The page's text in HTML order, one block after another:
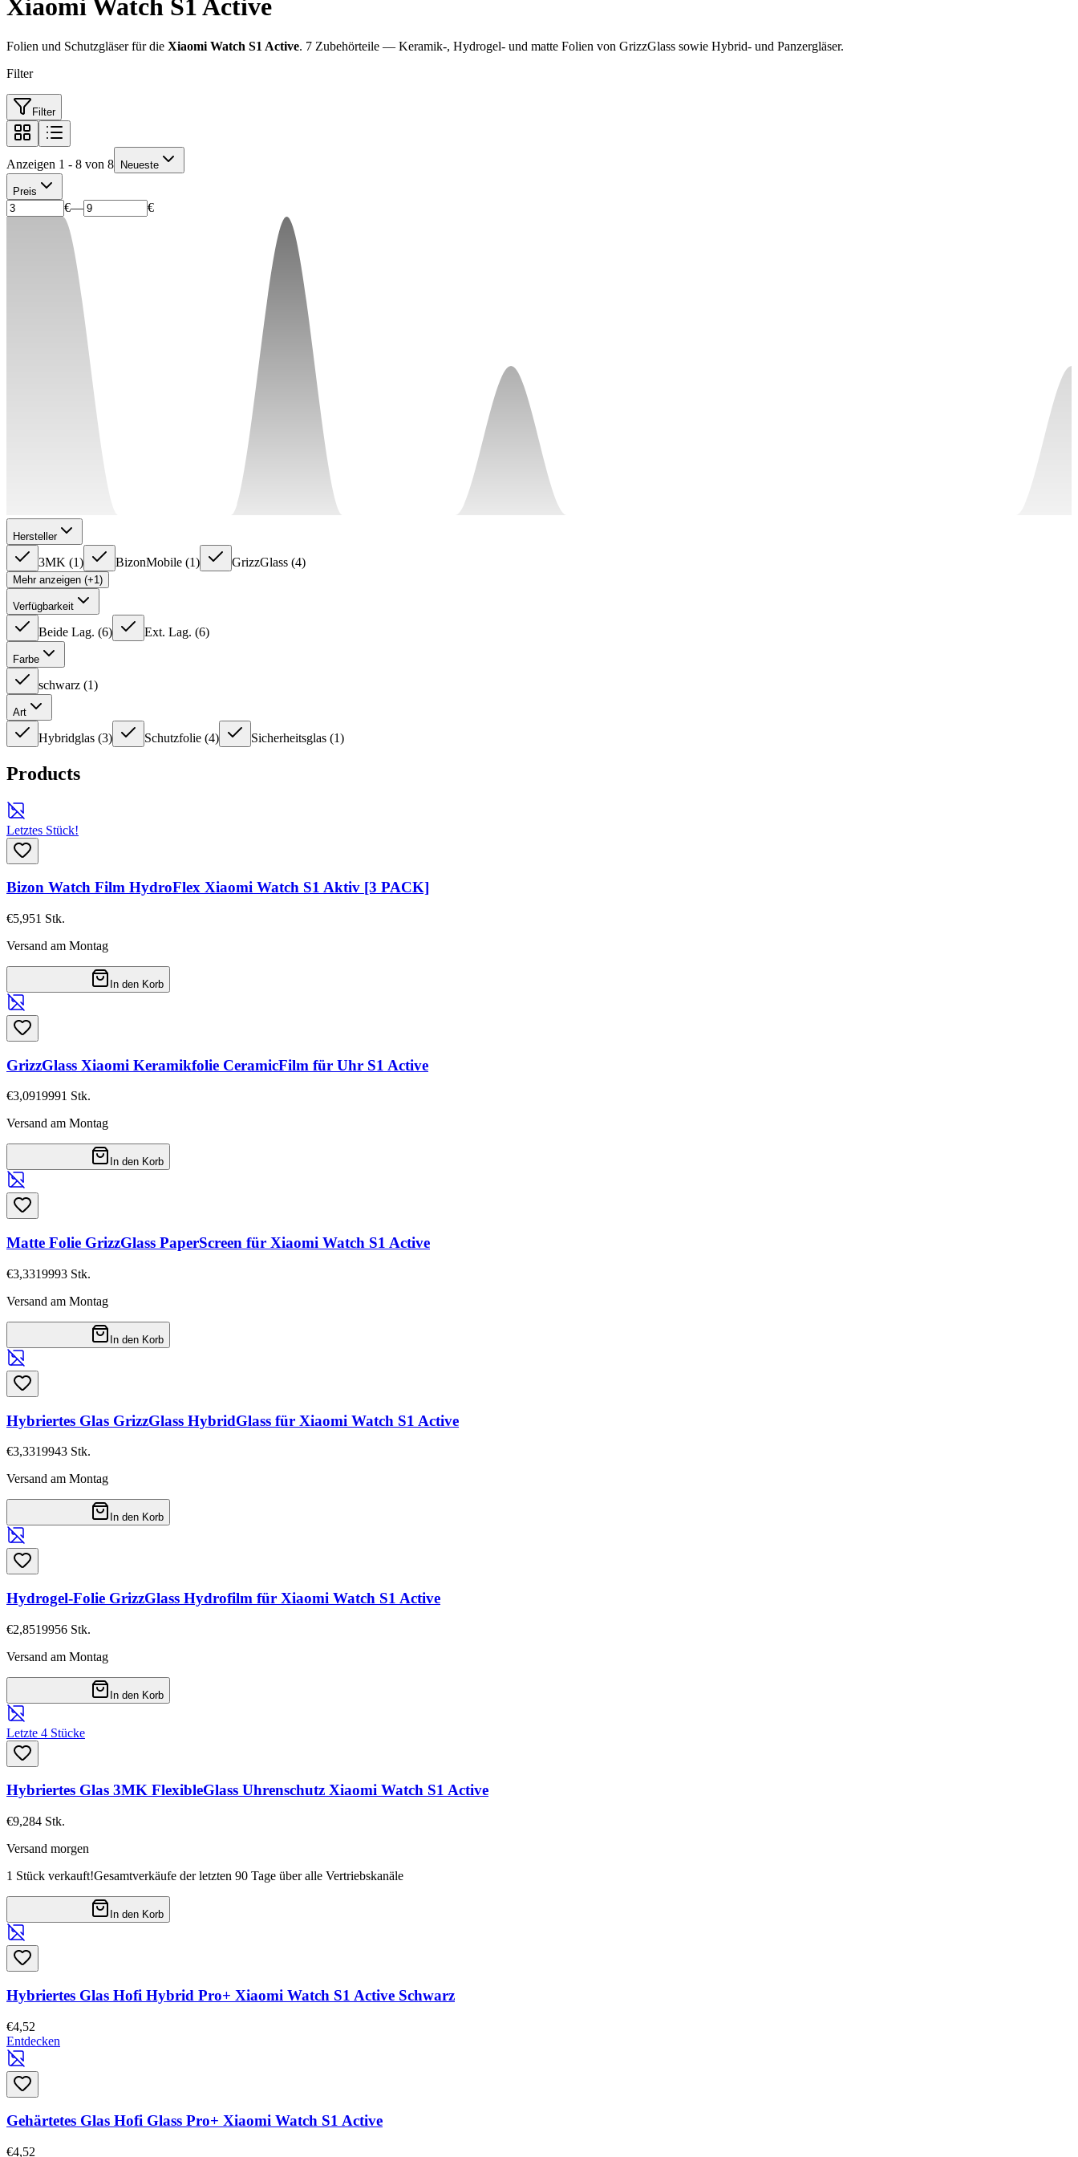
Xiaomi Watch S1 Active
Folien und Schutzgläser für die Xiaomi Watch S1 Active. 7 Zubehörteile — Keramik-, Hydrogel- und matte Folien von GrizzGlass sowie Hybrid- und Panzergläser.
Filter
Filter
Anzeigen 1 - 8 von 8 Neueste
Preis
€— €
Hersteller
3MK (1) BizonMobile (1) GrizzGlass (4)
Mehr anzeigen (+1)
Verfügbarkeit
Beide Lag. (6) Ext. Lag. (6)
Farbe
schwarz (1)
Art
Hybridglas (3) Schutzfolie (4) Sicherheitsglas (1)
Products
Letztes Stück!
Bizon Watch Film HydroFlex Xiaomi Watch S1 Aktiv [3 PACK]
€5,951 Stk.
Versand am Montag
In den Korb
GrizzGlass Xiaomi Keramikfolie CeramicFilm für Uhr S1 Active
€3,0919991 Stk.
Versand am Montag
In den Korb
Matte Folie GrizzGlass PaperScreen für Xiaomi Watch S1 Active
€3,3319993 Stk.
Versand am Montag
In den Korb
Hybriertes Glas GrizzGlass HybridGlass für Xiaomi Watch S1 Active
€3,3319943 Stk.
Versand am Montag
In den Korb
Hydrogel-Folie GrizzGlass Hydrofilm für Xiaomi Watch S1 Active
€2,8519956 Stk.
Versand am Montag
In den Korb
Letzte 4 Stücke
Hybriertes Glas 3MK FlexibleGlass Uhrenschutz Xiaomi Watch S1 Active
€9,284 Stk.
Versand morgen
1 Stück verkauft!Gesamtverkäufe der letzten 90 Tage über alle Vertriebskanäle
In den Korb
Hybriertes Glas Hofi Hybrid Pro+ Xiaomi Watch S1 Active Schwarz
€4,52
Entdecken
Gehärtetes Glas Hofi Glass Pro+ Xiaomi Watch S1 Active
€4,52